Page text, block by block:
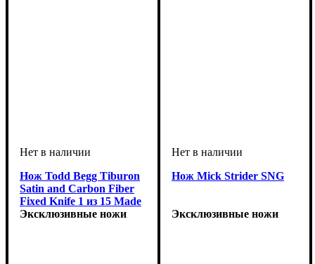
Нож Todd Begg Tiburon
Satin and Carbon Fiber
Fixed Knife 1 из 15 Made
not Strider
Эксклюзивные ножи
Нож Mick Strider SNG
Эксклюзивные ножи